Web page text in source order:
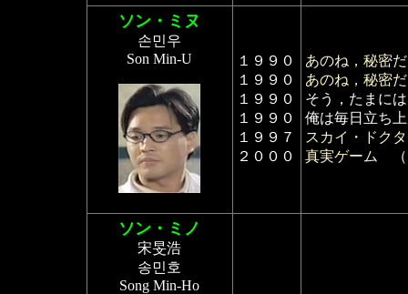
ソン・ミヌ
손민우
Son Min-U
１９９０
１９９０
１９９０
１９９０
１９９７
２０００
あのね，秘密
あのね，秘密
そう，たまに
俺は毎日立ち
スカイ・ドク
真実ゲーム
（
ソン・ミノ
宋旻浩
송민호
Song Min-Ho